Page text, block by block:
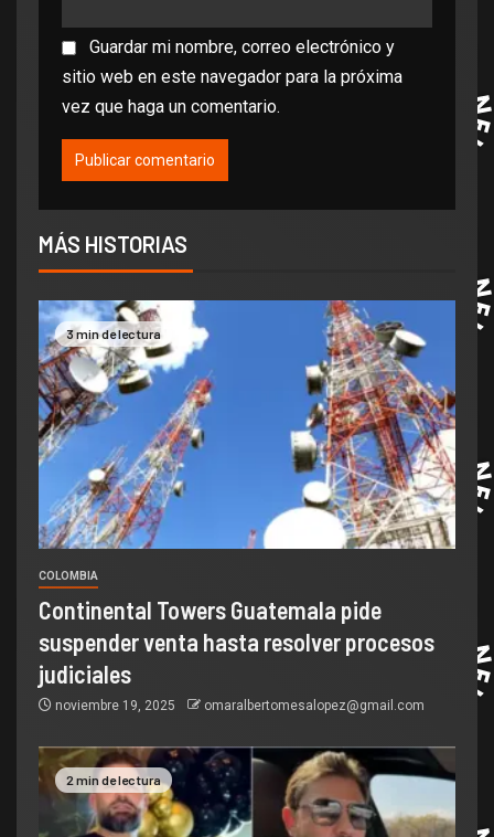
Guardar mi nombre, correo electrónico y
sitio web en este navegador para la próxima
vez que haga un comentario.
MÁS HISTORIAS
3 min de lectura
COLOMBIA
Continental Towers Guatemala pide
suspender venta hasta resolver procesos
judiciales
noviembre 19, 2025 omaralbertomesalopez@gmail.com
2 min de lectura